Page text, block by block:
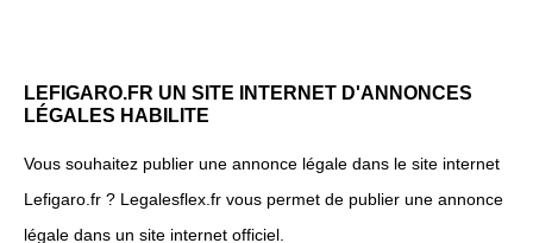
LEFIGARO.FR UN SITE INTERNET D'ANNONCES
LÉGALES HABILITE
Vous souhaitez publier une annonce légale dans le site internet
Lefigaro.fr ? Legalesflex.fr vous permet de publier une annonce
légale dans un site internet officiel.